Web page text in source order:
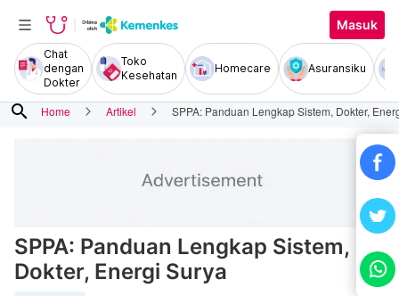
Masuk
Chat
dengan
Dokter
Toko
Kesehatan
Homecare Asuransiku
search Home Artikel SPPA: Panduan Lengkap Sistem, Dokter,
SPPA: Panduan Lengkap Sistem,
Dokter, Energi Surya